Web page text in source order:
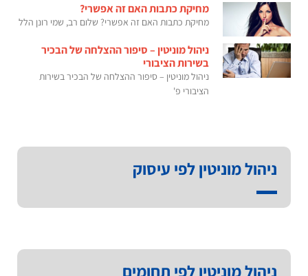
מחיקת כתבות האם זה אפשרי?
מחיקת כתבות האם זה אפשרי? שלום רב, שמי רונן הלל
ניהול מוניטין – סיפור ההצלחה של הבכיר
בשירות הציבורי
ניהול מוניטין – סיפור ההצלחה של הבכיר בשירות
הציבורי פ'
ניהול מוניטין לפי עיסוק
ניהול מוניטין לפי תחומים